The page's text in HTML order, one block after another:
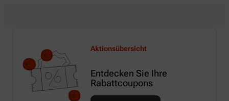
Aktionsübersicht
Entdecken Sie Ihre
Rabattcoupons